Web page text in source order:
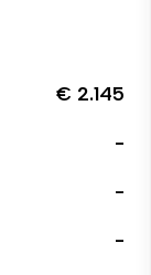
€ 2.145
-
-
-